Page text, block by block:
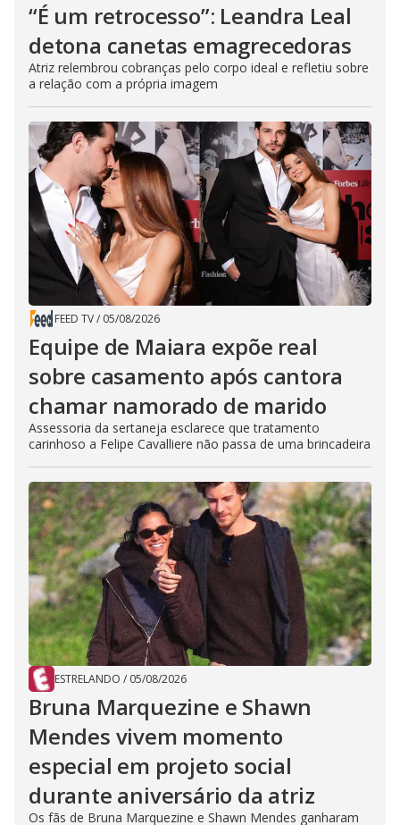
“É um retrocesso”: Leandra Leal
detona canetas emagrecedoras
Atriz relembrou cobranças pelo corpo ideal e refletiu sobre
a relação com a própria imagem
FEED TV/ 05/08/2026
Equipe de Maiara expõe real
sobre casamento após cantora
chamar namorado de marido
Assessoria da sertaneja esclarece que tratamento
carinhoso a Felipe Cavalliere não passa de uma brincadeira
ESTRELANDO / 05/08/2026
Bruna Marquezine e Shawn
Mendes vivem momento
especial em projeto social
durante aniversário da atriz
Os fãs de Bruna Marquezine e Shawn Mendes ganharam